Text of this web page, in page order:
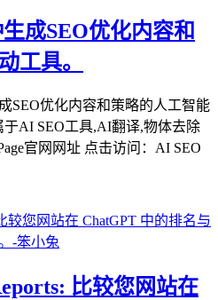
成SEO优化内容和
工具。
SEO优化内容和策略的人工智能
于AI SEO工具,AI翻译,物体去除
官网网址 点击访问：AI SEO
比较您网站在